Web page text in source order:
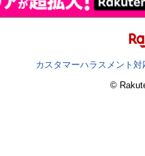
カスタマーハラスメント対
©